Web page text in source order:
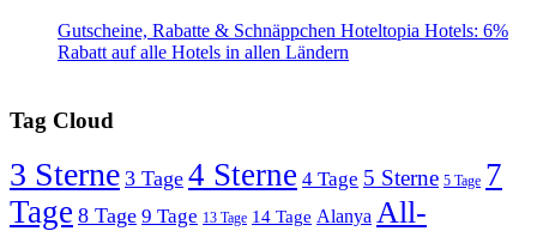
Gutscheine, Rabatte & Schnäppchen Hoteltopia Hotels: 6%
Rabatt auf alle Hotels in allen Ländern
Tag Cloud
3 Sterne 3 Tage 4 Sterne 4 Tage 5 Sterne 5 Tage 7
Tage 8 Tage 9 Tage 13 Tage 14 Tage Alanya All-